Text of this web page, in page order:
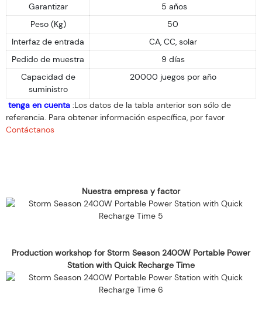
Garantizar
5 años
Peso (Kg)
50
Interfaz de entrada
CA, CC, solar
Pedido de muestra
9 días
Capacidad de
suministro
20000 juegos por año
tenga en cuenta :Los datos de la tabla anterior son sólo de
referencia. Para obtener información específica, por favor
Contáctanos
Nuestra empresa y factor
Production workshop for Storm Season 2400W Portable Power
Station with Quick Recharge Time